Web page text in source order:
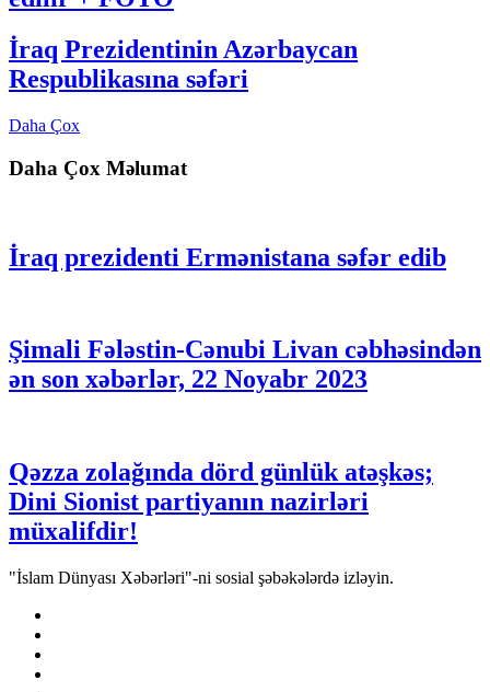
İraq Prezidentinin Azərbaycan
Respublikasına səfəri
Daha Çox
Daha Çox Məlumat
İraq prezidenti Ermənistana səfər edib
Şimali Fələstin-Cənubi Livan cəbhəsindən
ən son xəbərlər, 22 Noyabr 2023
Qəzza zolağında dörd günlük atəşkəs;
Dini Sionist partiyanın nazirləri
müxalifdir!
"İslam Dünyası Xəbərləri"-ni sosial şəbəkələrdə izləyin.